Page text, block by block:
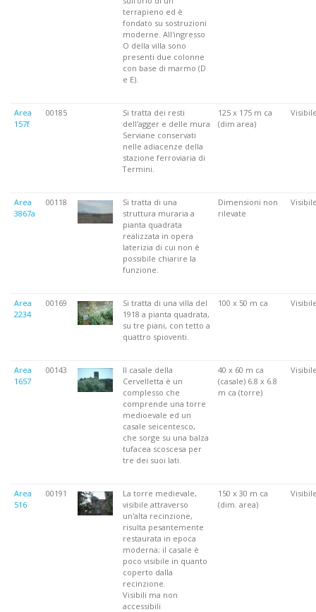
terrapieno ed è
fondato su sostruzioni
moderne. All'ingresso
O della villa sono
presenti due colonne
con base di marmo (D
e E).
Area
157f
00185
Si tratta dei resti
dell'agger e delle mura
Serviane conservati
nelle adiacenze della
stazione ferroviaria di
Termini.
125 x 175 m ca
(dim area)
Area
3867a
00118
Si tratta di una
struttura muraria a
pianta quadrata
realizzata in opera
laterizia di cui non è
possibile chiarire la
funzione.
Dimensioni non
rilevate
Area
2234
00169
Si tratta di una villa del
1918 a pianta quadrata,
su tre piani, con tetto a
quattro spioventi.
100 x 50 m ca
Area
1657
00143
Il casale della
Cervelletta è un
complesso che
comprende una torre
medioevale ed un
casale seicentesco,
che sorge su una balza
tufacea scoscesa per
tre dei suoi lati.
40 x 60 m ca
(casale) 6.8 x 6.8
m ca (torre)
Area
516
00191
La torre medievale,
visibile attraverso
un'alta recinzione,
risulta pesantemente
restaurata in epoca
moderna; il casale è
poco visibile in quanto
coperto dalla
recinzione.
Visibili ma non
accessibili
150 x 30 m ca
(dim. area)